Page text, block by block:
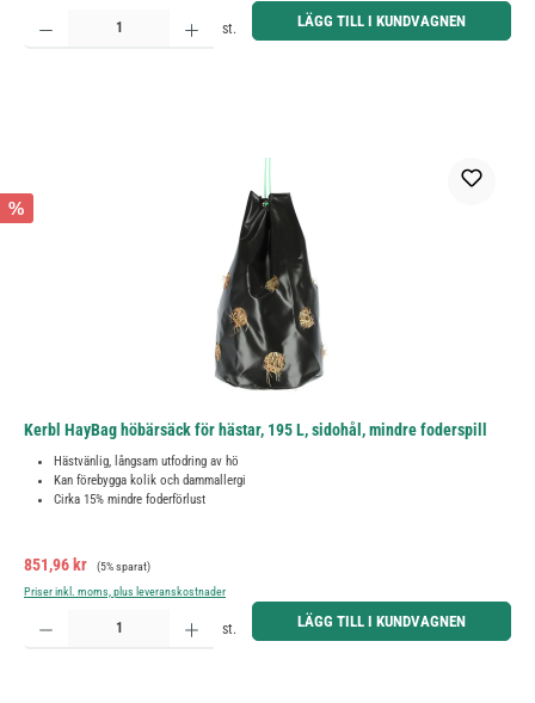
Produktkvantitet: Ange önskat belopp eller använd knapparna för att öka eller minska kvantiteten.
st. LÄGG TILL I KUNDVAGNEN
%
Kerbl HayBag höbärsäck för hästar, 195 L, sidohål, mindre foderspill
Hästvänlig, långsam utfodring av hö
Kan förebygga kolik och dammallergi
Cirka 15% mindre foderförlust
Försäljningspris:
851,96 kr Ordinarie pris:
(5% sparat)
Priser inkl. moms, plus leveranskostnader
Produktkvantitet: Ange önskat belopp eller använd knapparna för att öka eller minska kvantiteten.
st. LÄGG TILL I KUNDVAGNEN